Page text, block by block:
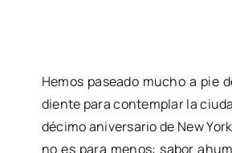
Hemos paseado mucho a pie
diente para contemplar la
décimo aniversario de New
no es para menos: sabor